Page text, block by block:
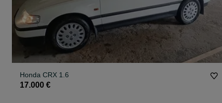
Honda CRX 1.6
17.000 €